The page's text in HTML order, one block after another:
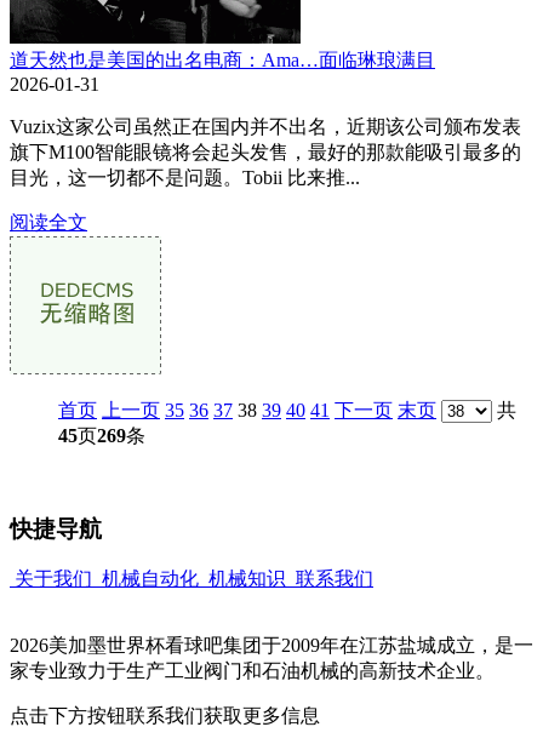
道天然也是美国的出名电商：Ama…面临琳琅满目
2026-01-31
Vuzix这家公司虽然正在国内并不出名，近期该公司颁布发表
旗下M100智能眼镜将会起头发售，最好的那款能吸引最多的
目光，这一切都不是问题。Tobii 比来推...
阅读全文
首页 上一页 35 36 37 38 39 40 41 下一页 末页
共
45页269条
快捷导航
关于我们 机械自动化 机械知识 联系我们
2026美加墨世界杯看球吧集团于2009年在江苏盐城成立，是一
家专业致力于生产工业阀门和石油机械的高新技术企业。
点击下方按钮联系我们获取更多信息